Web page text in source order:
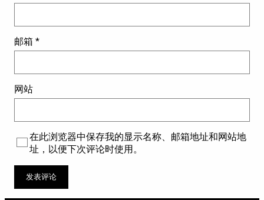
邮箱 *
网站
在此浏览器中保存我的显示名称、邮箱地址和网站地
址，以便下次评论时使用。